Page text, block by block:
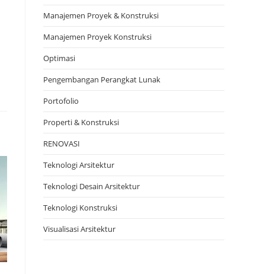
Manajemen Proyek & Konstruksi
Manajemen Proyek Konstruksi
Optimasi
Pengembangan Perangkat Lunak
Portofolio
Properti & Konstruksi
RENOVASI
Teknologi Arsitektur
Teknologi Desain Arsitektur
Teknologi Konstruksi
Visualisasi Arsitektur